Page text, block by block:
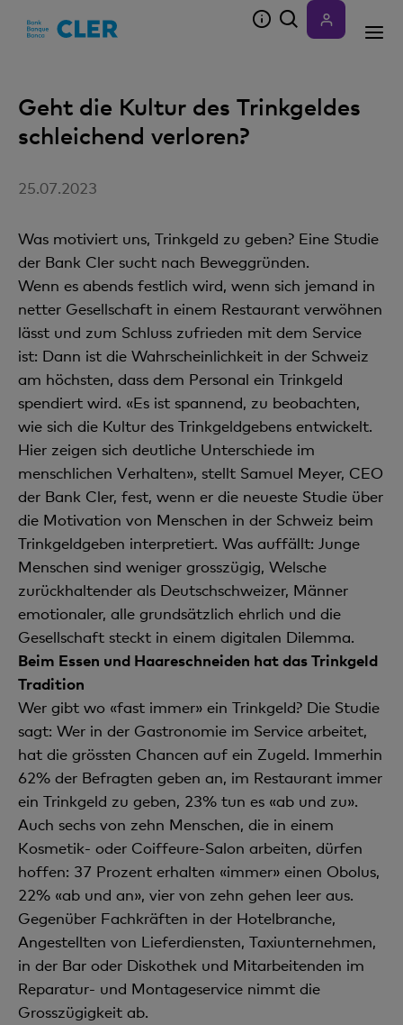
Geht die Kultur des Trinkgeldes
schleichend verloren?
25.07.2023
Was motiviert uns, Trinkgeld zu geben? Eine Studie
der Bank Cler sucht nach Beweggründen.
Wenn es abends festlich wird, wenn sich jemand in
netter Gesellschaft in einem Restaurant verwöhnen
lässt und zum Schluss zufrieden mit dem Service
ist: Dann ist die Wahrscheinlichkeit in der Schweiz
am höchsten, dass dem Personal ein Trinkgeld
spendiert wird. «Es ist spannend, zu beobachten,
wie sich die Kultur des Trinkgeldgebens entwickelt.
Hier zeigen sich deutliche Unterschiede im
menschlichen Verhalten», stellt Samuel Meyer, CEO
der Bank Cler, fest, wenn er die neueste Studie über
die Motivation von Menschen in der Schweiz beim
Trinkgeldgeben interpretiert. Was auffällt: Junge
Menschen sind weniger grosszügig, Welsche
zurückhaltender als Deutschschweizer, Männer
emotionaler, alle grundsätzlich ehrlich und die
Gesellschaft steckt in einem digitalen Dilemma.
Beim Essen und Haareschneiden hat das Trinkgeld
Tradition
Wer gibt wo «fast immer» ein Trinkgeld? Die Studie
sagt: Wer in der Gastronomie im Service arbeitet,
hat die grössten Chancen auf ein Zugeld. Immerhin
62% der Befragten geben an, im Restaurant immer
ein Trinkgeld zu geben, 23% tun es «ab und zu».
Auch sechs von zehn Menschen, die in einem
Kosmetik- oder Coiffeure-Salon arbeiten, dürfen
hoffen: 37 Prozent erhalten «immer» einen Obolus,
22% «ab und an», vier von zehn gehen leer aus.
Gegenüber Fachkräften in der Hotelbranche,
Angestellten von Lieferdiensten, Taxiunternehmen,
in der Bar oder Diskothek und Mitarbeitenden im
Reparatur- und Montageservice nimmt die
Grosszügigkeit ab.